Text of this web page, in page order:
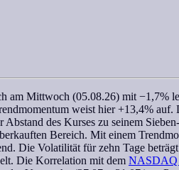
am Mittwoch (05.08.26) mit −1,7%
weist hier +13,4% auf.
des Kurses zu seinem
Bereich. Mit einem
Die Volatilität für zehn Tage
Die Korrelation mit dem NASDAQ